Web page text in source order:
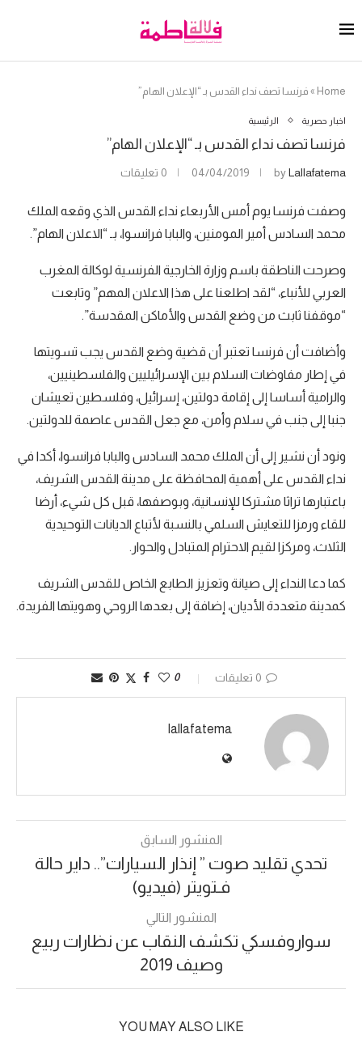
Home
» فرنسا تصف نداء القدس بـ “الإعلان الهام”
اخبار حصرية الرئيسية
فرنسا تصف نداء القدس بـ “الإعلان الهام”
byLallafatema
04/04/2019 0 تعليقات
وصفت فرنسا يوم أمس الأربعاء نداء القدس الذي وقعه الملك
محمد السادس أمير المومنين، والبابا فرانسوا، بـ “الاعلان الهام”.
وصرحت الناطقة باسم وزارة الخارجية الفرنسية لوكالة المغرب
العربي للأنباء، “لقد اطلعنا على هذا الاعلان المهم” وتابعت
“موقفنا ثابث من وضع القدس والأماكن المقدسة”.
وأضافت أن فرنسا تعتبر أن قضية وضع القدس يجب تسويتها
في إطار مفاوضات السلام بين الإسرائيليين والفلسطينيين،
والرامية أساسا إلى إقامة دولتين، إسرائيل، وفلسطين تعيشان
جنبا إلى جنب في سلام وأمن، مع جعل القدس عاصمة للدولتين.
ونود أن نشير إلى أن الملك محمد السادس والبابا فرانسوا، أكدا في
نداء القدس على أهمية المحافظة على مدينة القدس الشريف،
باعتبارها تراثا مشتركا للإنسانية، وبوصفها، قبل كل شيء، أرضا
للقاء ورمزا للتعايش السلمي بالنسبة لأتباع الديانات التوحيدية
الثلاث، ومركزا لقيم الاحترام المتبادل والحوار.
كما دعا النداء إلى صيانة وتعزيز الطابع الخاص للقدس الشريف
كمدينة متعددة الأديان، إضافة إلى بعدها الروحي وهويتها الفريدة.
0 تعليقات 0
lallafatema
المنشور السابق
تحدي تقليد صوت ” إنذار السيارات”.. داير حالة
فـتويتر (فيديو)
المنشور التالي
سواروفسكي تكشف النقاب عن نظارات ربيع
وصيف 2019
YOU MAY ALSO LIKE